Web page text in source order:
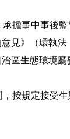
擔事中事後監
見》（環執法
區生態環境廳
按規定接受生